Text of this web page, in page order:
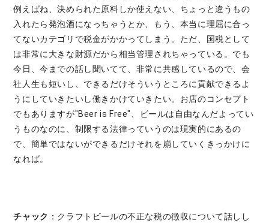
例えばね、決められた原料しか使えない、ちょっと違うもの
入れたら発泡酒になっちゃうとか、もう、本当に理屈に合っ
てないカテゴリで税金がかかってしまう。ただ、国税として
は非常に大きな財源だから相当管理されちゃっている。でも
今日、今までの話し聞いてて、非常に共感しているので、会
社人生も短いし、できるだけそういうところに貢献できるよ
うにしていきたいし働きかけていきたい。お店のコンセプト
でもありますが"Beer is Free"、ビールは自由なんだよってい
うものなのに、制限する法律っていうのは現実的にあるの
で、簡単ではないができるだけそれを崩していくきっかけに
なれば。
チャック ：クラフトビールの不正な税の徴収について話しし